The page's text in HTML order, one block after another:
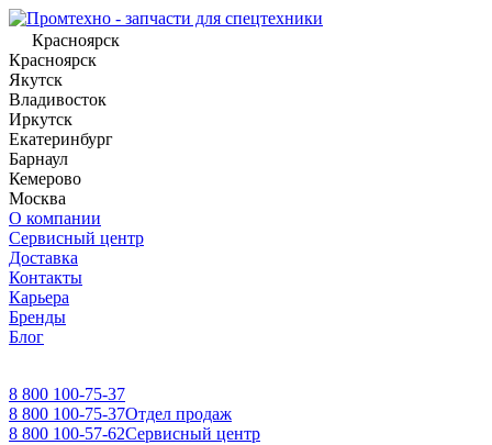
Красноярск
Красноярск
Якутск
Владивосток
Иркутск
Екатеринбург
Барнаул
Кемерово
Москва
О компании
Сервисный центр
Доставка
Контакты
Карьера
Бренды
Блог
8 800 100-75-37
8 800 100-75-37Отдел продаж
8 800 100-57-62Сервисный центр